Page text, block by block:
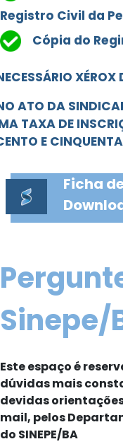
Registro Civil da
Cópia do
ATO DA
TAXA DE
E
Ficha
Sinepe/
Este espaço é
dúvidas mais
devidas
mail, pelos
do SINEPE/BA